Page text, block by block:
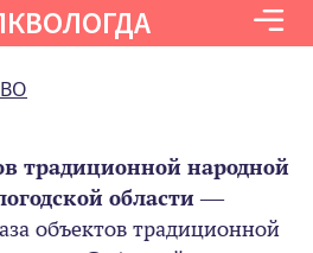
традиционной народной
области—
объектов традиционной